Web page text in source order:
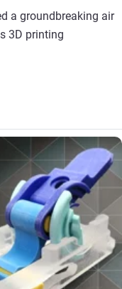
a groundbreaking air
3D printing